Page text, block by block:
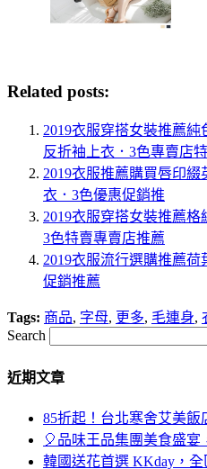
Related posts:
2019衣服穿搭女裝推薦
反折袖上衣．3色專賣店
2019衣服推薦購買唇印
衣．3色優惠促銷推
2019衣服穿搭女裝推薦格
3色特賣專賣店推薦
2019衣服流行選購推薦
促銷推薦
Tags: 商品, 字母, 更多, 毛連身,
Search
近期文章
85折起！台北寒舍艾美
🎈品味王品集團美食盛宴
韓國送花首選 KKday，